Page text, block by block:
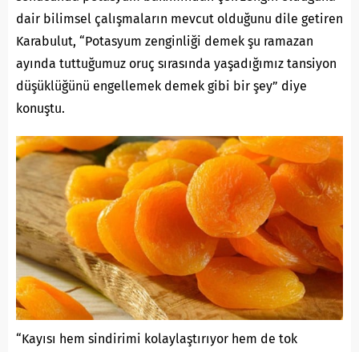
dair bilimsel çalışmaların mevcut olduğunu dile getiren
Karabulut, “Potasyum zenginliği demek şu ramazan
ayında tuttuğumuz oruç sırasında yaşadığımız tansiyon
düşüklüğünü engellemek demek gibi bir şey” diye
konuştu.
“Kayısı hem sindirimi kolaylaştırıyor hem de tok